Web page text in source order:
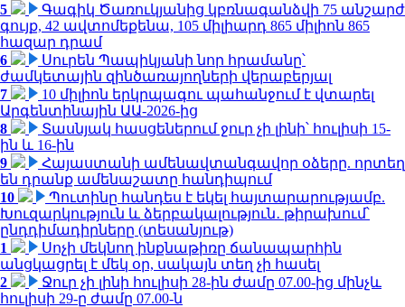
5
Գագիկ Ծառուկյանից կբռնագանձվի 75 անշարժ
գույք, 42 ավտոմեքենա, 105 միլիարդ 865 միլիոն 865
հազար դրամ
6
Սուրեն Պապիկյանի նոր հրամանը՝
ժամկետային զինծառայողների վերաբերյալ
7
10 միլիոն երկրպագու պահանջում է վտարել
Արգենտինային ԱԱ-2026-ից
8
Տասնյակ հասցեներում ջուր չի լինի՝ հուլիսի 15-
ին և 16-ին
9
Հայաստանի ամենավտանգավոր օձերը. որտեղ
են դրանք ամենաշատը հանդիպում
10
Պուտինը հանդես է եկել հայտարարությամբ.
Խուզարկություն և ձերբակալություն․ թիրախում՝
ընդդիմադիրները (տեսանյութ)
1
Սոչի մեկնող ինքնաթիռը ճանապարհին
անցկացրել է մեկ օր, սակայն տեղ չի հասել
2
Ջուր չի լինի հուլիսի 28-ին ժամը 07.00-ից մինչև
հուլիսի 29-ը ժամը 07.00-ն